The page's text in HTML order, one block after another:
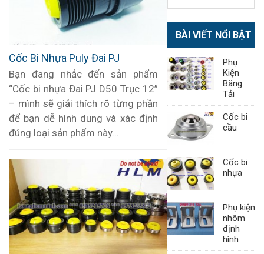
BÀI VIẾT NỔI BẬT
Phụ
Kiện
Băng
Tải
Cốc bi
cầu
Cốc bi
nhựa
Phụ kiện
nhôm
định
hình
Cốc Bi Nhựa Puly Đai PJ
Bạn đang nhắc đến sản phẩm
“Cốc bi nhựa Đai PJ D50 Trục 12”
– mình sẽ giải thích rõ từng phần
để bạn dễ hình dung và xác định
đúng loại sản phẩm này...